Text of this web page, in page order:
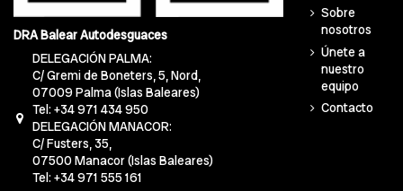
DRA Balear Autodesguaces
DELEGACIÓN PALMA:
C/ Gremi de Boneters, 5, Nord,
07009 Palma (Islas Baleares)
Tel: +34 971 434 950
DELEGACIÓN MANACOR:
C/ Fusters, 35,
07500 Manacor (Islas Baleares)
Tel: +34 971 555 161
Sobre
nosotros
Únete a
nuestro
equipo
Contacto